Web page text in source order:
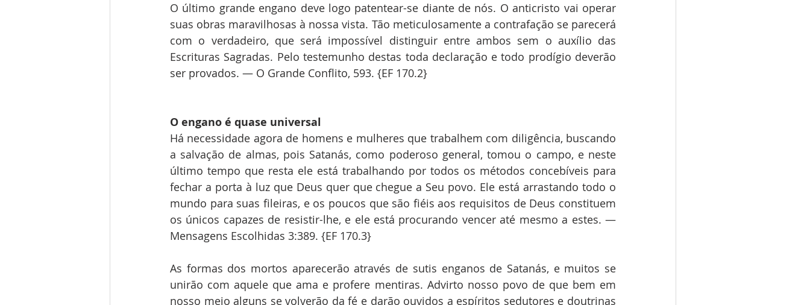
O último grande engano deve logo patentear-se diante de nós. O anticristo vai operar
suas obras maravilhosas à nossa vista. Tão meticulosamente a contrafação se parecerá
com o verdadeiro, que será impossível distinguir entre ambos sem o auxílio das
Escrituras Sagradas. Pelo testemunho destas toda declaração e todo prodígio deverão
ser provados. — O Grande Conflito, 593. {EF 170.2}
O engano é quase universal
Há necessidade agora de homens e mulheres que trabalhem com diligência, buscando
a salvação de almas, pois Satanás, como poderoso general, tomou o campo, e neste
último tempo que resta ele está trabalhando por todos os métodos concebíveis para
fechar a porta à luz que Deus quer que chegue a Seu povo. Ele está arrastando todo o
mundo para suas fileiras, e os poucos que são fiéis aos requisitos de Deus constituem
os únicos capazes de resistir-lhe, e ele está procurando vencer até mesmo a estes. —
Mensagens Escolhidas 3:389. {EF 170.3}
As formas dos mortos aparecerão através de sutis enganos de Satanás, e muitos se
unirão com aquele que ama e profere mentiras. Advirto nosso povo de que bem em
nosso meio alguns se volverão da fé e darão ouvidos a espíritos sedutores e doutrinas